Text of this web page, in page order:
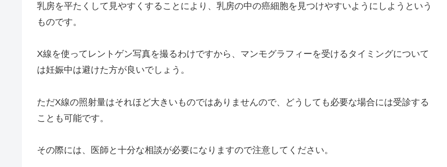
乳房を平たくして見やすくすることにより、乳房の中の癌細胞を見つけやすいようにしようという
ものです。
X線を使ってレントゲン写真を撮るわけですから、マンモグラフィーを受けるタイミングについて
は妊娠中は避けた方が良いでしょう。
ただX線の照射量はそれほど大きいものではありませんので、どうしても必要な場合には受診する
ことも可能です。
その際には、医師と十分な相談が必要になりますので注意してください。